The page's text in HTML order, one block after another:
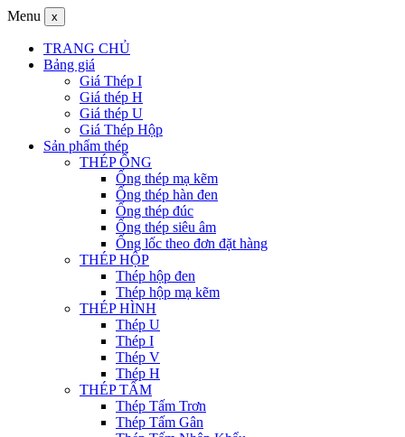
Menu x
TRANG CHỦ
Bảng giá
Giá Thép I
Giá thép H
Giá thép U
Giá Thép Hộp
Sản phẩm thép
THÉP ỐNG
Ống thép mạ kẽm
Ống thép hàn đen
Ống thép đúc
Ống thép siêu âm
Ống lốc theo đơn đặt hàng
THÉP HỘP
Thép hộp đen
Thép hộp mạ kẽm
THÉP HÌNH
Thép U
Thép I
Thép V
Thép H
THÉP TẤM
Thép Tấm Trơn
Thép Tấm Gân